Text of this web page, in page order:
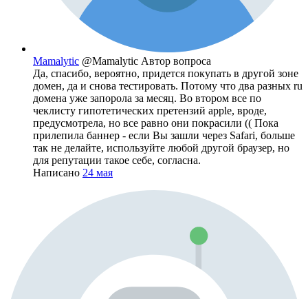
Mamalytic @Mamalytic Автор вопроса
Да, спасибо, вероятно, придется покупать в другой зоне
домен, да и снова тестировать. Потому что два разных ru
домена уже запорола за месяц. Во втором все по
чеклисту гипотетических претензий apple, вроде,
предусмотрела, но все равно они покрасили (( Пока
прилепила баннер - если Вы зашли через Safari, больше
так не делайте, используйте любой другой браузер, но
для репутации такое себе, согласна.
Написано 24 мая